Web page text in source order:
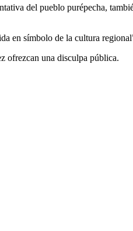
del pueblo purépecha,
en símbolo de la cultura
ofrezcan una disculpa pública.